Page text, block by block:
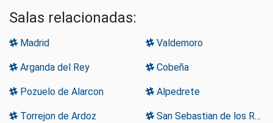
Salas relacionadas:
Madrid Valdemoro
Arganda del Rey Cobeña
Pozuelo de Alarcon Alpedrete
Torrejon de Ardoz San Sebastian de los Reyes